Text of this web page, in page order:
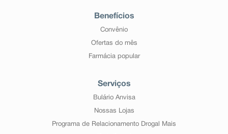
Benefícios
Convênio
Ofertas do mês
Farmácia popular
Serviços
Bulário Anvisa
Nossas Lojas
Programa de Relacionamento Drogal Mais